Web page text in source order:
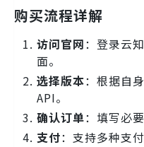
购买流程详解
访问官网：登录云
面。
选择版本：根据自
API。
确认订单：填写必
支付：支持多种支